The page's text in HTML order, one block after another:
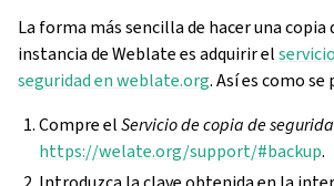
La forma más sencilla de hacer una copia
instancia de Weblate es adquirir el
seguridad en weblate.org. Así es como
Compre elServicio de copia de
https://welate.org/support/#backup.